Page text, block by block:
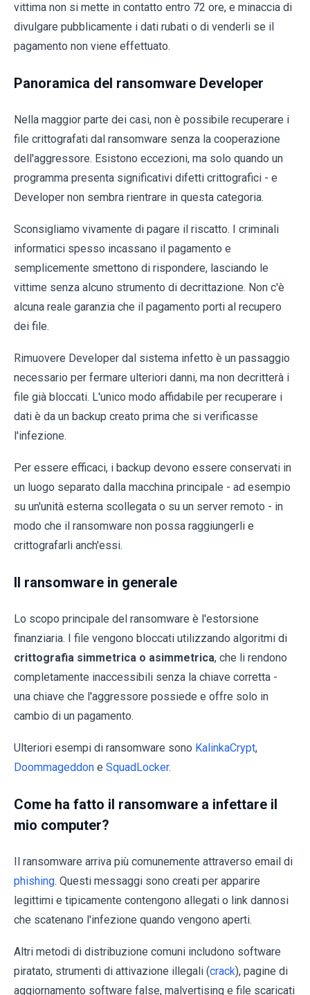
vittima non si mette in contatto entro 72 ore, e minaccia di
divulgare pubblicamente i dati rubati o di venderli se il
pagamento non viene effettuato.
Panoramica del ransomware Developer
Nella maggior parte dei casi, non è possibile recuperare i
file crittografati dal ransomware senza la cooperazione
dell'aggressore. Esistono eccezioni, ma solo quando un
programma presenta significativi difetti crittografici - e
Developer non sembra rientrare in questa categoria.
Sconsigliamo vivamente di pagare il riscatto. I criminali
informatici spesso incassano il pagamento e
semplicemente smettono di rispondere, lasciando le
vittime senza alcuno strumento di decrittazione. Non c'è
alcuna reale garanzia che il pagamento porti al recupero
dei file.
Rimuovere Developer dal sistema infetto è un passaggio
necessario per fermare ulteriori danni, ma non decritterà i
file già bloccati. L'unico modo affidabile per recuperare i
dati è da un backup creato prima che si verificasse
l'infezione.
Per essere efficaci, i backup devono essere conservati in
un luogo separato dalla macchina principale - ad esempio
su un'unità esterna scollegata o su un server remoto - in
modo che il ransomware non possa raggiungerli e
crittografarli anch'essi.
Il ransomware in generale
Lo scopo principale del ransomware è l'estorsione
finanziaria. I file vengono bloccati utilizzando algoritmi di
crittografia simmetrica o asimmetrica, che li rendono
completamente inaccessibili senza la chiave corretta -
una chiave che l'aggressore possiede e offre solo in
cambio di un pagamento.
Ulteriori esempi di ransomware sono KalinkaCrypt,
Doommageddon e SquadLocker.
Come ha fatto il ransomware a infettare il
mio computer?
Il ransomware arriva più comunemente attraverso email di
phishing. Questi messaggi sono creati per apparire
legittimi e tipicamente contengono allegati o link dannosi
che scatenano l'infezione quando vengono aperti.
Altri metodi di distribuzione comuni includono software
piratato, strumenti di attivazione illegali (crack), pagine di
aggiornamento software false, malvertising e file scaricati